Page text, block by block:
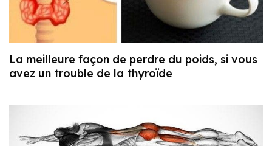
La meilleure façon de perdre du poids, si vous
avez un trouble de la thyroïde